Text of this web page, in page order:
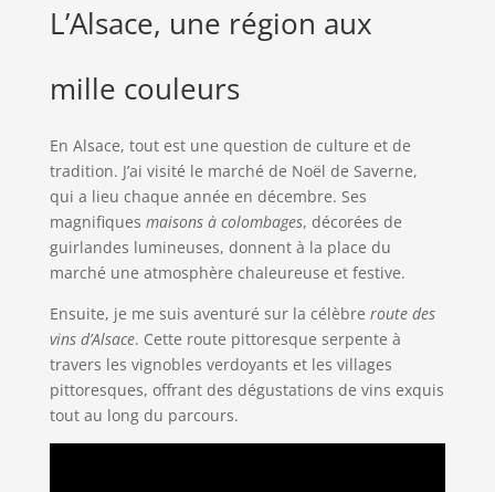
L’Alsace, une région aux
mille couleurs
En Alsace, tout est une question de culture et de
tradition. J’ai visité le marché de Noël de Saverne,
qui a lieu chaque année en décembre. Ses
magnifiques maisons à colombages, décorées de
guirlandes lumineuses, donnent à la place du
marché une atmosphère chaleureuse et festive.
Ensuite, je me suis aventuré sur la célèbre route des
vins d’Alsace. Cette route pittoresque serpente à
travers les vignobles verdoyants et les villages
pittoresques, offrant des dégustations de vins exquis
tout au long du parcours.